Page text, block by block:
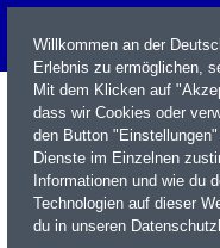
Name / WKN / ISIN / Kürzel
Willkommen an der
Erlebnis zu ermöglichen,
Mit dem Klicken auf
dass wir Cookies oder
den Button
Dienste im Einzelnen
Informationen und wie du
Technologien auf dieser
du in unseren